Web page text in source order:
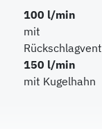
100 l/min
mit
150 l/min
mit Kugelhahn